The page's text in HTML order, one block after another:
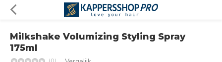
Milkshake Volumizing Styling Spray
175ml